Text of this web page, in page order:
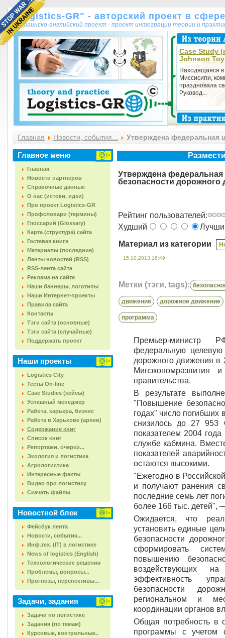
"Logistics-GR" - авторский проект в
украинско-английский проект - проект интеграции теории и
Case Study
Johnson Toy
Находящаяся
Миссисипи,
праздновала
Руковод...
Главная Новости, события...
Утверждена федеральная
2013–2020 годах»
Главное меню
Главная
Новости партнеров
Справочные данные
О нас (истоки, идеи)
Про проект Logistics-GR
Профсловари (термины)
Глоссарий (Glossary)
Карта (структура) сайта
Гостевая книга
Материалы (последние)
Ленты новостей (RSS)
RSS-лента сайта
Реклама на сайте
Наши баннеры, логотипы
Наши Интернет-проекты
Правила сайта
Контакты
Тэги сайта (основные)
Тэги сайта (случайные)
Поддержать проект
Наши проекты
Logistics City
Тесты On-line
Case Studies (кейсы)
Успешный менеджер
Работа, карьера, бизнес
Работа в Харькове (архив)
Содержание книг
Список книг
Репортажи, очерки...
Экология и логистика
Агрологистика
Интересные факты
Видео про логистику
Скачать файлы
Новостной блок
Фейсбук лента
Новости, события...
Инф.тех. (IT) в логистике
News of logistics (English)
Технологические решения
Проблемы, вопросы...
Прогнозы, перспективы...
Задачи, задания
Задачи по логистике
Задания (по темам)
Курсовые, контрольные..
Утверждена
безопасности дорожного
Рейтинг пользователей:
Худший
Материал из категории
15.10.2013 18:49
Метки (тэги, tags):
движение дорожное движение
программа
Премьер-министр
федеральную
дорожного движения в
Минэкономразвития
правительства.
В результате
"Повышение
годах" число погибших
снизилось до 27 953
показателем 2004
службе кабмина.
показателей
остаются высокими.
"Ежегодно в
и получают ранения
последние семь лет
более 166 тыс. детей",
Ожидается, что
установить единые
безопасности
сформировать
повышению
воздействующих
эффективность
безопасности
региональном и
координации органов
Общая потребность в
программы с учетом